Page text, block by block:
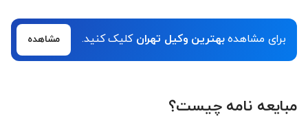
برای مشاهدهبهترین وکیل تهران کلیک کنید. مشاهده
مبایعه نامه چیست؟